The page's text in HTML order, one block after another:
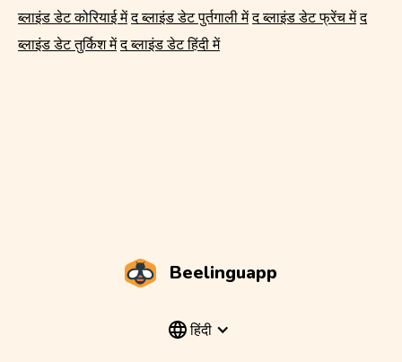
ब्लाइंड डेट कोरियाई में द ब्लाइंड डेट पुर्तगाली में द ब्लाइंड डेट फ्रेंच में द
ब्लाइंड डेट तुर्किश में द ब्लाइंड डेट हिंदी में
Beelinguapp
हिंदी